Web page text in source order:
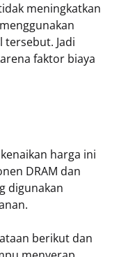
meningkatkan
Jadi
faktor biaya
harga ini
DRAM dan
digunakan
berikut dan